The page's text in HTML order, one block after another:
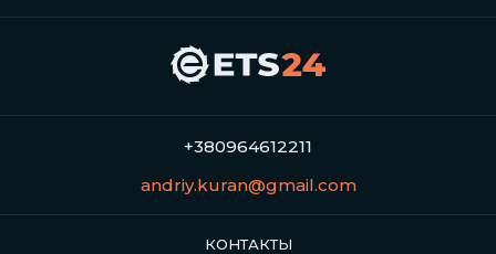
+380964612211
andriy.kuran@gmail.com
КОНТАКТЫ